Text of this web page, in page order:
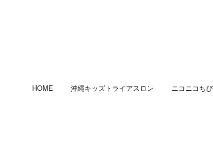
HOME 沖縄キッズトライアスロン ニコニコち